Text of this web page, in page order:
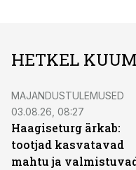
HETKEL KUUM
MAJANDUSTULEMUSED
03.08.26, 08:27
Haagiseturg ärkab:
tootjad kasvatavad
mahtu ja